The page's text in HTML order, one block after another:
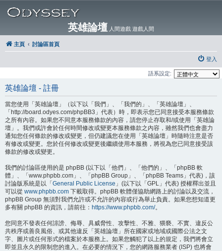
英雄論壇 人間遊戲 遊戲人間
主頁 討論區首頁
登入
語系設定:
英雄論壇 - 註冊
當您使用「英雄論壇」（以下以「我們」、「我們的」、「英雄論壇」、
「http://board.odyes.com/phpBB3」代表）時，即表示您已同意接受本服務條款
之所有內容。如果您不同意本服務條款的內容，請您停止存取和/或使用「英雄論
壇」。我們或許會於任何時間修改或變更本服務條款之內容，雖然我們也會盡力
通知您任何條款的修改或變更，但仍建議您在使用「英雄論壇」時隨時注意是否
有修改或變更。您於任何修改或變更後繼續使用本服務，將視為您已同意接受該
條款的修改或變更。
我們的討論區使用的是 phpBB (以下以「他們」、「他們的」、「phpBB 軟
體」、「www.phpbb.com」、「phpBB Group」、「phpBB Teams」代表)，該
討論版系統是以「 General Public License 」(以下以「GPL」代表) 授權釋出並且
可以從 www.phpbb.com 下載取得。phpBB 軟體僅協助網路上的討論以及交流，
phpBB Group 無須對我們允許或不允許的內容或行為舉止負責。如果您想知道更
多有關 phpBB 的資訊，請前往： https://www.phpbb.com/。
您同意不發表任何誹謗、侮辱、具威脅性、攻擊性、不雅、猥褻、不實、違反公
共秩序或善良風俗、或其他違反「英雄論壇」所在國家或地域或國際公法之文
字、圖片或任何形式的檔案於本服務上。如果您觸犯了以上的規定，我們將會立
即並且永久的限制您的進入。在必要的情況下，您的網路服務業者 (ISP) 也將會